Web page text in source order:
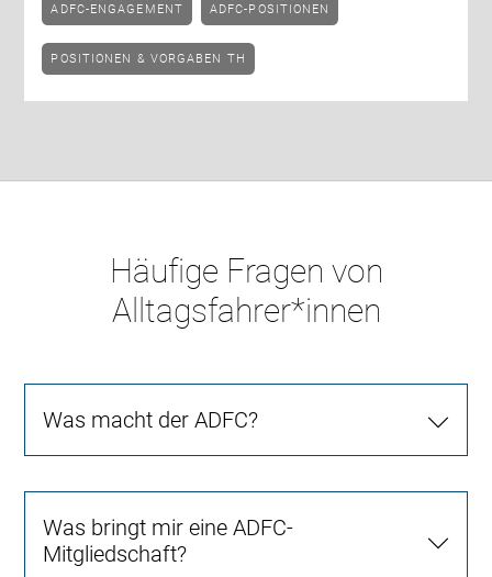
ADFC-ENGAGEMENT ADFC-POSITIONEN
POSITIONEN & VORGABEN TH
Häufige Fragen von
Alltagsfahrer*innen
Was macht der ADFC?
Was bringt mir eine ADFC-
Mitgliedschaft?